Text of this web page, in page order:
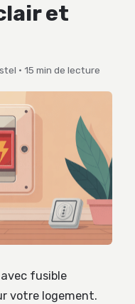
et
· 15 min de lecture
fusible
votre logement.